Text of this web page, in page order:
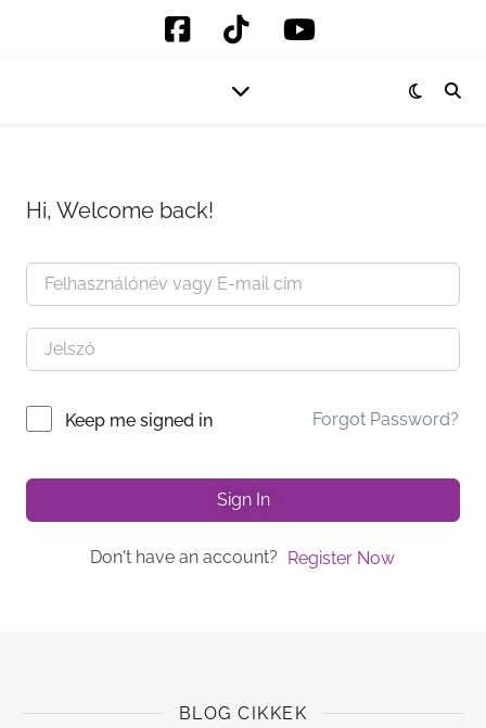
Hi, Welcome back!
Keep me signed in Forgot Password?
Sign In
Don't have an account? Register Now
BLOG CIKKEK